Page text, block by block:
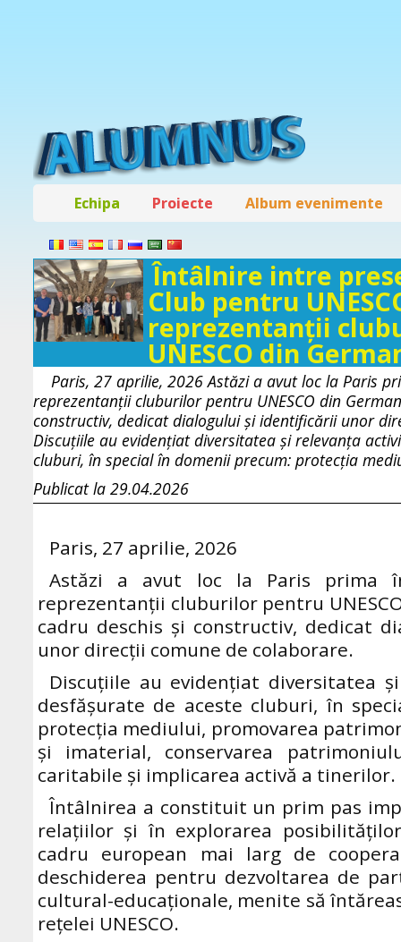
Echipa Proiecte Album evenimente
Întâlnire intre
Club pentru
reprezentanții
UNESCO din
Paris, 27 aprilie, 2026 Astăzi a avut loc la Paris
reprezentanții cluburilor pentru UNESCO din
constructiv, dedicat dialogului și identificării unor
Discuțiile au evidențiat diversitatea și relevanța
cluburi, în special în domenii precum: protecția
Publicat la 29.04.2026
Paris, 27 aprilie, 2026
Astăzi a avut loc la Paris prima
reprezentanții cluburilor pentru
cadru deschis și constructiv, dedicat
unor direcții comune de colaborare.
Discuțiile au evidențiat diversitatea
desfășurate de aceste cluburi, în
protecția mediului, promovarea
și imaterial, conservarea
caritabile și implicarea activă a tinerilor.
Întâlnirea a constituit un prim pas
relațiilor și în explorarea
cadru european mai larg de
deschiderea pentru dezvoltarea de
cultural-educaționale, menite să
rețelei UNESCO.